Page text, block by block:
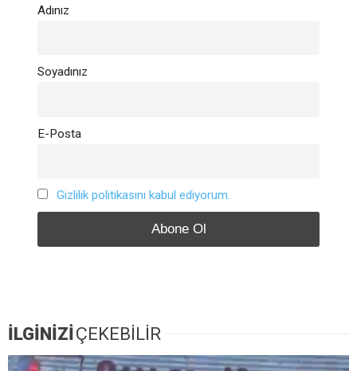
Adınız
Soyadınız
E-Posta
Gizlilik politikasını kabul ediyorum.
İLGİNİZİÇEKEBİLİR